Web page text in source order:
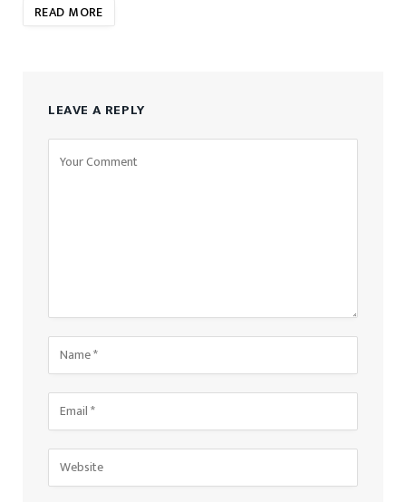
READ MORE
LEAVE A REPLY